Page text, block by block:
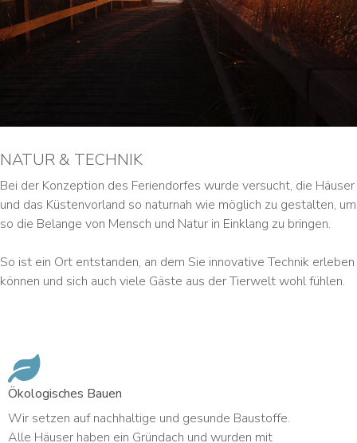
NATUR & TECHNIK
Bei der Konzeption des Feriendorfes wurde versucht, die Häuser
und das Küstenvorland so naturnah wie möglich zu gestalten, um
so die Belange von Mensch und Natur in Einklang zu bringen.
So ist ein Ort entstanden, an dem Sie innovative Technik erleben
können und sich auch viele Gäste aus der Tierwelt wohl fühlen.
Ökologisches Bauen
Wir setzen auf nachhaltige und gesunde Baustoffe.
Alle Häuser haben ein Gründach und wurden mit